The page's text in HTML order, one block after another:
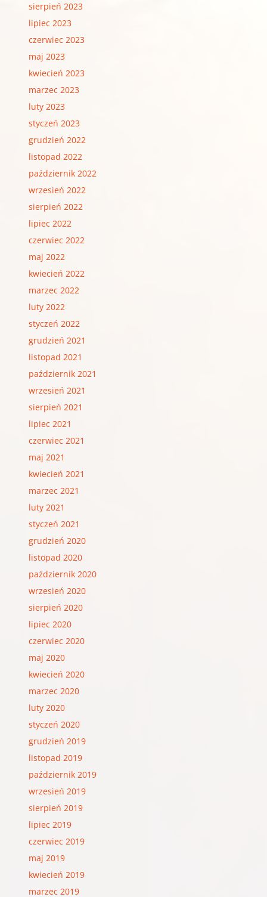
sierpień 2023
lipiec 2023
czerwiec 2023
maj 2023
kwiecień 2023
marzec 2023
luty 2023
styczeń 2023
grudzień 2022
listopad 2022
październik 2022
wrzesień 2022
sierpień 2022
lipiec 2022
czerwiec 2022
maj 2022
kwiecień 2022
marzec 2022
luty 2022
styczeń 2022
grudzień 2021
listopad 2021
październik 2021
wrzesień 2021
sierpień 2021
lipiec 2021
czerwiec 2021
maj 2021
kwiecień 2021
marzec 2021
luty 2021
styczeń 2021
grudzień 2020
listopad 2020
październik 2020
wrzesień 2020
sierpień 2020
lipiec 2020
czerwiec 2020
maj 2020
kwiecień 2020
marzec 2020
luty 2020
styczeń 2020
grudzień 2019
listopad 2019
październik 2019
wrzesień 2019
sierpień 2019
lipiec 2019
czerwiec 2019
maj 2019
kwiecień 2019
marzec 2019